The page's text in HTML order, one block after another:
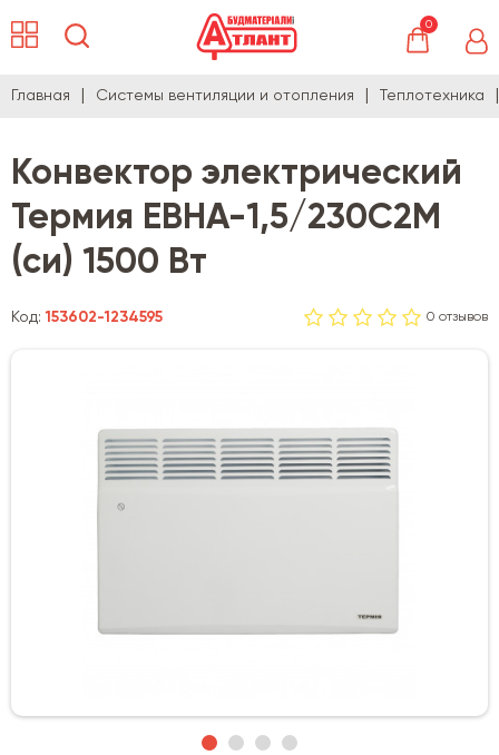
0
Главная Системы вентиляции и отопления Теплотехника
Конвектор электрический
Термия ЕВНА-1,5/230С2М
(си) 1500 Вт
Код:153602-1234595 0 отзывов